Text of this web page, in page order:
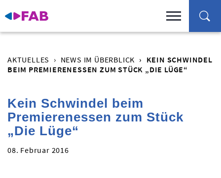
AKTUELLES NEWS IM ÜBERBLICK
KEIN SCHWINDEL
BEIM PREMIERENESSEN ZUM STÜCK „DIE LÜGE“
Kein Schwindel beim
Premierenessen zum Stück
„Die Lüge“
08. Februar 2016